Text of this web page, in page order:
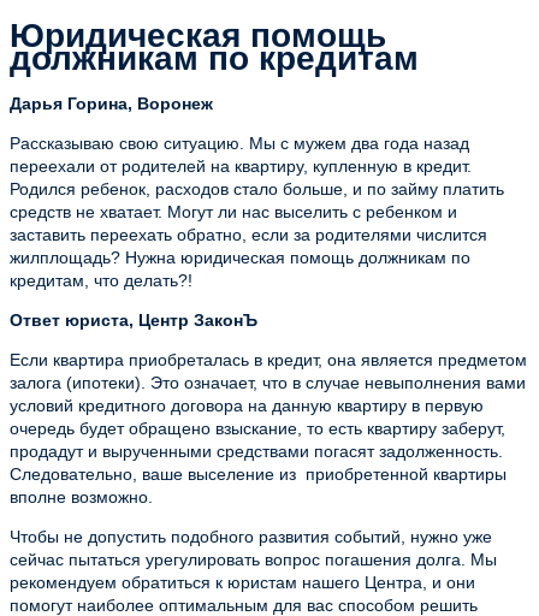
Юридическая помощь
должникам по кредитам
Дарья Горина, Воронеж
Рассказываю свою ситуацию. Мы с мужем два года назад
переехали от родителей на квартиру, купленную в кредит.
Родился ребенок, расходов стало больше, и по займу платить
средств не хватает. Могут ли нас выселить с ребенком и
заставить переехать обратно, если за родителями числится
жилплощадь? Нужна юридическая помощь должникам по
кредитам, что делать?!
Ответ юриста, Центр ЗаконЪ
Если квартира приобреталась в кредит, она является предметом
залога (ипотеки). Это означает, что в случае невыполнения вами
условий кредитного договора на данную квартиру в первую
очередь будет обращено взыскание, то есть квартиру заберут,
продадут и вырученными средствами погасят задолженность.
Следовательно, ваше выселение из приобретенной квартиры
вполне возможно.
Чтобы не допустить подобного развития событий, нужно уже
сейчас пытаться урегулировать вопрос погашения долга. Мы
рекомендуем обратиться к юристам нашего Центра, и они
помогут наиболее оптимальным для вас способом решить